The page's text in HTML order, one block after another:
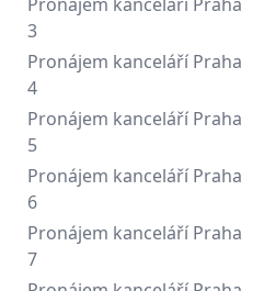
3
Pronájem kanceláří Praha
4
Pronájem kanceláří Praha
5
Pronájem kanceláří Praha
6
Pronájem kanceláří Praha
7